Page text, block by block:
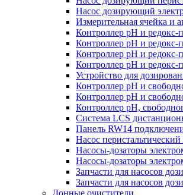
Насос дозирующий
Измерительная ячейка и
Контроллер рН и редокс-
Контроллер рН и редокс-
Контроллер рН и редокс-
Контроллер рН и редокс-
Устройство для
Контроллер рН и
Контроллер рН и
Контроллер рН,
Система LCS
Панель RW14
Насос
Насосы-дозаторы
Насосы-дозаторы
Запчасти для насосов
Запчасти для насосов
Донные очистители